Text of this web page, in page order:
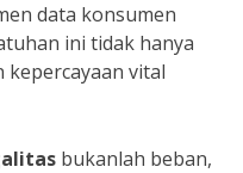
data konsumen
ini tidak hanya
vital
bukanlah beban,